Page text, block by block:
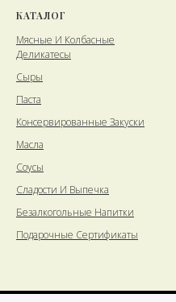
КАТАЛОГ
Мясные И Колбасные
Деликатесы
Сыры
Паста
Консервированные Закуски
Масла
Соусы
Сладости И Выпечка
Безалкогольные Напитки
Подарочные Сертификаты